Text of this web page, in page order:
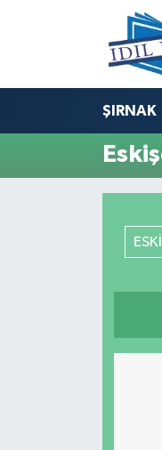
ŞIRNAK
Nöbetçi
Hava Durumu
Trafik Durumu
Tüm Manşetler
Son Dakika
Haber Arşivi